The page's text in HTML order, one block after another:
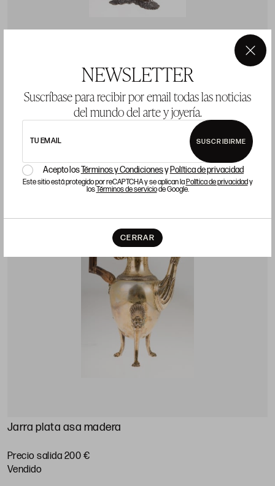
NEWSLETTER
Suscríbase para recibir por email todas las noticias
del mundo del arte y joyería.
TU EMAIL SUSCRIBIRME
Acepto losTérminos y Condicionesy Política de privacidad
Este sitio está protegido por reCAPTCHA y se aplican laPolítica de privacidady
losTérminos de serviciode Google.
CERRAR
×
Bombonera de cristal grabado y plata contrastada
Precio salida 100 €
vendido
LOTE 424
Jarra plata asa madera
Precio salida 200 €
vendido